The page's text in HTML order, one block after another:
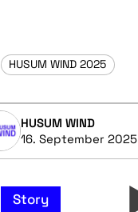
HUSUM WIND 2025
HUSUM WIND
16. September 2025
Story